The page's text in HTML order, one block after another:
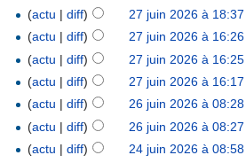
(actu |diff) 27 juin 2026 à 18:37
(actu |diff) 27 juin 2026 à 16:26
(actu |diff) 27 juin 2026 à 16:25
(actu |diff) 27 juin 2026 à 16:17
(actu |diff) 26 juin 2026 à 08:28
(actu |diff) 26 juin 2026 à 08:27
(actu |diff) 24 juin 2026 à 08:58